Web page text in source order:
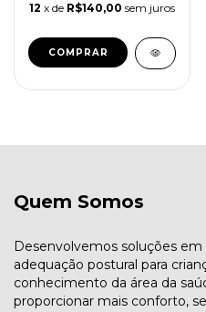
12 x de R$140,00 sem juros
COMPRAR
Quem Somos
Desenvolvemos soluções
adequação postural para
conhecimento da área da
proporcionar mais conforto,